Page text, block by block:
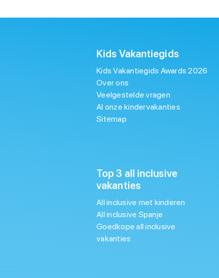
Kids Vakantiegids
Kids Vakantiegids Awards 2026
Over ons
Veelgestelde vragen
Al onze kindervakanties
Sitemap
Top 3 all inclusive
vakanties
All inclusive met kinderen
All inclusive Spanje
Goedkope all inclusive
vakanties